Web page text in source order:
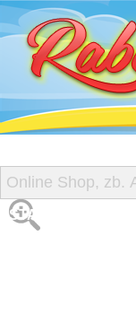
START